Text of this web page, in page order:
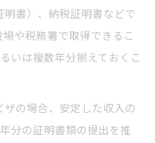
書）、納税証明書などで
や税務署で取得できるこ
いは複数年分揃えておくこ
の場合、安定した収入の
分の証明書類の提出を推